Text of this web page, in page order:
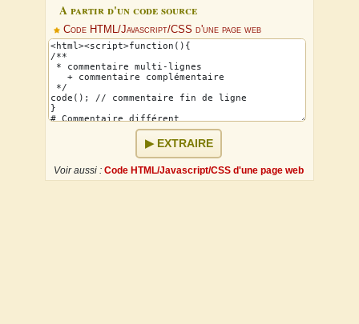
A partir d'un code source
Code HTML/Javascript/CSS d'une page web
EXTRAIRE
Voir aussi : Code HTML/Javascript/CSS d'une page web